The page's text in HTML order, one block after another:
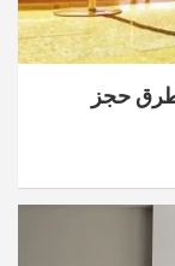
طرق حجز